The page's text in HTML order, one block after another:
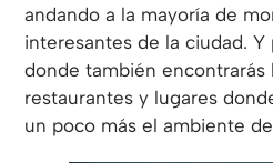
andando a la mayoría de
interesantes de la ciudad. Y
donde también encontrarás
restaurantes y lugares
un poco más el ambiente